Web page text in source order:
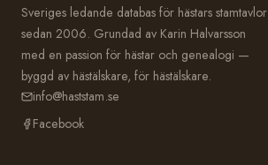
Sveriges ledande databas för hästars stamtavlor
sedan 2006. Grundad av Karin Halvarsson
med en passion för hästar och genealogi —
byggd av hästälskare, för hästälskare.
info@haststam.se
Facebook